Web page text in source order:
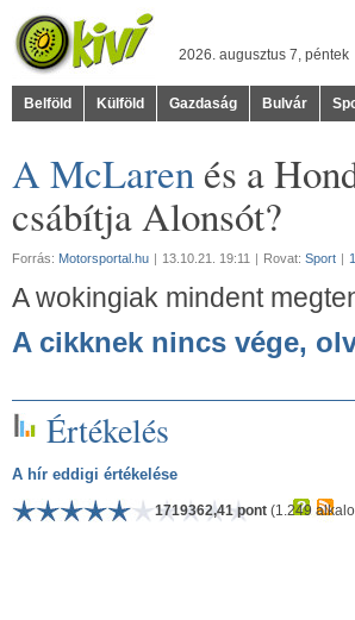
2026. augusztus 7, péntek
Belföld Külföld Gazdaság Bulvár
A McLaren és a
csábítja Alonsót?
Forrás: Motorsportal.hu | 13.10.21. 19:11 | Rovat: Sport |
A wokingiak mindent
A cikknek nincs vége,
Értékelés
A hír eddigi értékelése
1719362,41 pont (1.249